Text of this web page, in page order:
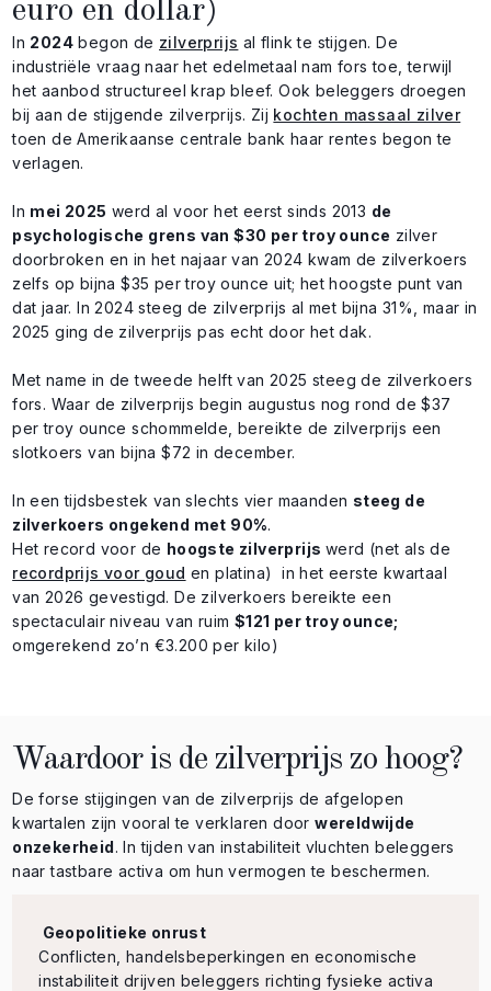
euro en dollar)
In 2024 begon de zilverprijs al flink te stijgen. De
industriële vraag naar het edelmetaal nam fors toe, terwijl
het aanbod structureel krap bleef. Ook beleggers droegen
bij aan de stijgende zilverprijs. Zij kochten massaal zilver
toen de Amerikaanse centrale bank haar rentes begon te
verlagen.
In mei 2025 werd al voor het eerst sinds 2013 de
psychologische grens van $30 per troy ounce zilver
doorbroken en in het najaar van 2024 kwam de zilverkoers
zelfs op bijna $35 per troy ounce uit; het hoogste punt van
dat jaar. In 2024 steeg de zilverprijs al met bijna 31%, maar in
2025 ging de zilverprijs pas echt door het dak.
Met name in de tweede helft van 2025 steeg de zilverkoers
fors. Waar de zilverprijs begin augustus nog rond de $37
per troy ounce schommelde, bereikte de zilverprijs een
slotkoers van bijna $72 in december.
In een tijdsbestek van slechts vier maanden steeg de
zilverkoers ongekend met 90%.
Het record voor de hoogste zilverprijs werd (net als de
recordprijs voor goud en platina) in het eerste kwartaal
van 2026 gevestigd. De zilverkoers bereikte een
spectaculair niveau van ruim $121 per troy ounce;
omgerekend zo’n €3.200 per kilo)
Waardoor is de zilverprijs zo hoog?
De forse stijgingen van de zilverprijs de afgelopen
kwartalen zijn vooral te verklaren doorwereldwijde
onzekerheid. In tijden van instabiliteit vluchten beleggers
naar tastbare activa om hun vermogen te beschermen.
Geopolitieke onrust
Conflicten, handelsbeperkingen en economische
instabiliteit drijven beleggers richting fysieke activa